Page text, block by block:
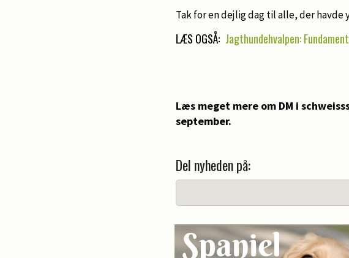
Tak for en dejlig dag til alle, der
LÆS OGSÅ: Jagthundehvalpen:
Læs meget mere om DM i
september.
Del nyheden på: